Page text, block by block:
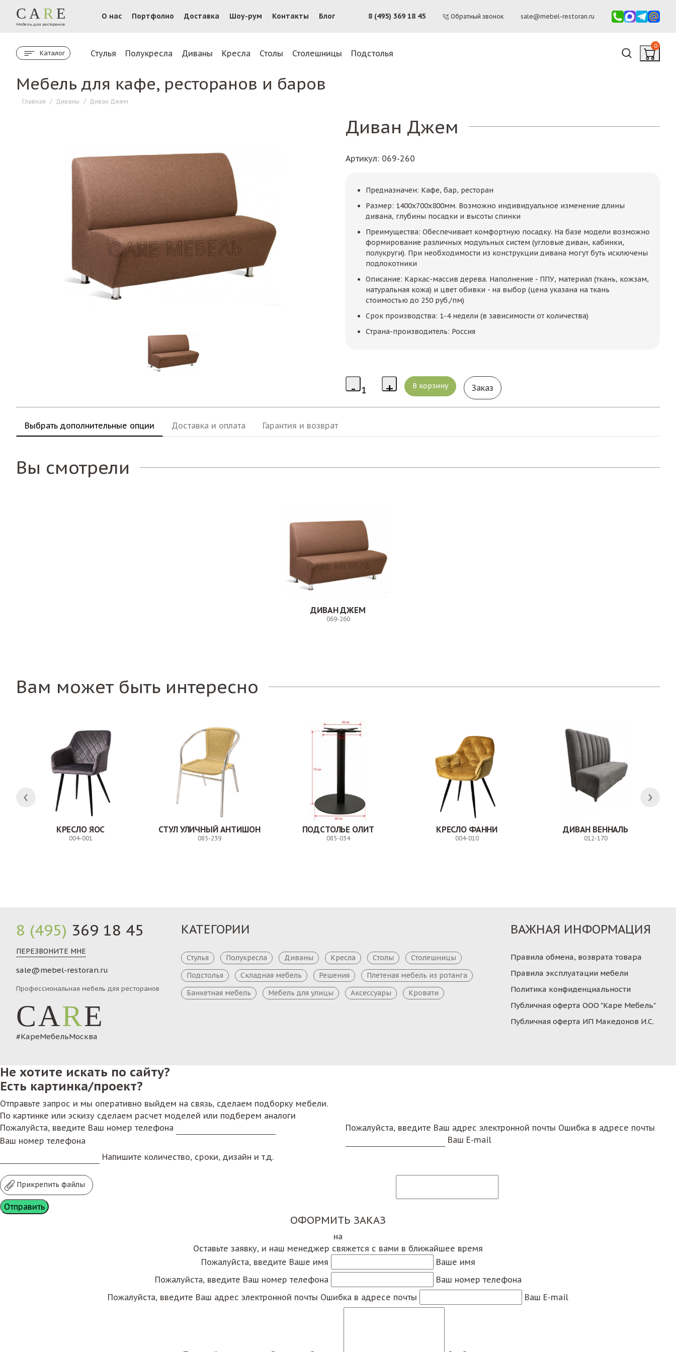
CA R E
Мебель для ресторанов
О нас Портфолио Доставка Шоу-рум Контакты Блог 8 (495) 369 18 45 Обратный звонок sale@mebel-restoran.ru
Каталог Стулья Полукресла Диваны Кресла Столы Столешницы Подстолья
0
Мебель для кафе, ресторанов и баров
Главная / Диваны / Диван Джем
Диван Джем
Артикул: 069-260
Предназначен: Кафе, бар, ресторан
Размер: 1400х700х800мм. Возможно индивидуальное изменение длины
дивана, глубины посадки и высоты спинки
Преимущества: Обеспечивает комфортную посадку. На базе модели возможно
формирование различных модульных систем (угловые диван, кабинки,
полукруги). При необходимости из конструкции дивана могут буть исключены
подлокотники
Описание: Каркас-массив дерева. Наполнение - ППУ, материал (ткань, кожзам,
натуральная кожа) и цвет обивки - на выбор (цена указана на ткань
стоимостью до 250 руб./пм)
Срок производства: 1-4 недели (в зависимости от количества)
Страна-производитель: Россия
Заказ
Выбрать дополнительные опции Доставка и оплата Гарантия и возврат
Вы смотрели
ДИВАН ДЖЕМ
069-260
Вам может быть интересно
КРЕСЛО ЯОС
004-001
СТУЛ УЛИЧНЫЙ АНТИШОН
085-239
ПОДСТОЛЬЕ ОЛИТ
085-034
КРЕСЛО ФАННИ
004-010
ДИВАН ВЕННАЛЬ
012-170
8 (495) 369 18 45
ПЕРЕЗВОНИТЕ МНЕ
sale@mebel-restoran.ru
Профессиональная мебель для ресторанов
CARE
#КареМебельМосква
КАТЕГОРИИ
Стулья Полукресла Диваны Кресла Столы
Столешницы
Подстолья
Складная мебель Решения
Плетеная мебель из ротанга
Банкетная мебель
Мебель для улицы Аксессуары Кровати
ВАЖНАЯ ИНФОРМАЦИЯ
Правила обмена, возврата товара
Правила эксплуатации мебели
Политика конфиденциальности
Публичная оферта ООО "Каре Мебель"
Публичная оферта ИП Македонов И.С.
Не хотите искать по сайту?
Есть картинка/проект?
Отправьте запрос и мы оперативно выйдем на связь, сделаем подборку мебели.
По картинке или эскизу сделаем расчет моделей или подберем аналоги
Пожалуйста, введите Ваш номер телефона
Ваш номер телефона
Пожалуйста, введите Ваш адрес электронной почты Ошибка в адресе почты
Ваш E-mail
Напишите количество, сроки, дизайн и т.д.
Прикрепить файлы
ОФОРМИТЬ ЗАКАЗ
на
Оставьте заявку, и наш менеджер свяжется с вами в ближайшее время
Пожалуйста, введите Ваше имя
Ваше имя
Пожалуйста, введите Ваш номер телефона
Ваш номер телефона
Пожалуйста, введите Ваш адрес электронной почты Ошибка в адресе почты Ваш E-mail